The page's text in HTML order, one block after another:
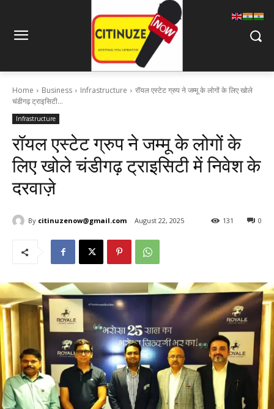
Home Business Infrastructure
रॉयल एस्टेट ग्रुप ने जम्मू के लोगों के लिए खोले
चंडीगढ़ ट्राइसिटी...
Infrastructure
रॉयल एस्टेट ग्रुप ने जम्मू के लोगों के
लिए खोले चंडीगढ़ ट्राइसिटी में निवेश के
दरवाज़े
By citinuzenow@gmail.com August 22, 2025 0
131